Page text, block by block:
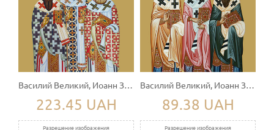
Василий Великий, Иоанн Златоуст, Григорий Богослов
223.45 UAH
Разрешение изображения
Василий Великий, Иоанн Златоуст, Григорий Богослов
89.38 UAH
Разрешение изображения